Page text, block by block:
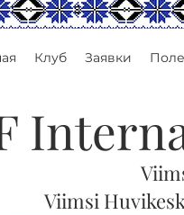
Клуб Заявки
Viimsi